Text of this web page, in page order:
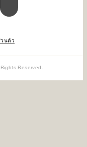
วนตัว
Reserved.